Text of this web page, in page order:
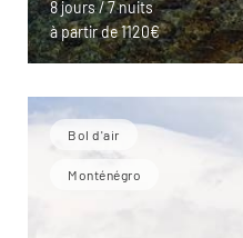
8 jours / 7 nuits
à partir de 1120€
Bol d'air
Monténégro